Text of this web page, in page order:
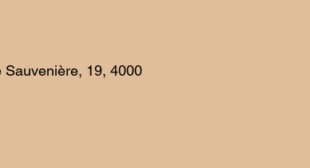
19, 4000